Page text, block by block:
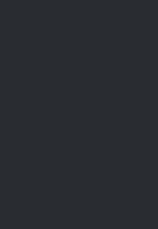
ULTIME
ULTIME
TRATTA
ULTIME
ROMA,
ASPETTA
ULTIME
TORINO,